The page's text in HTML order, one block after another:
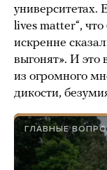
университетах.
lives matter“,
искренне
выгонят». И это
из огромного
дикости,
ГЛАВНЫЕ